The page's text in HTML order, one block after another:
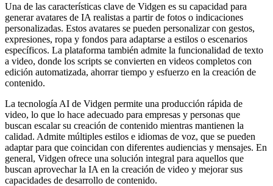
Una de las características clave de Vidgen es su capacidad para
generar avatares de IA realistas a partir de fotos o indicaciones
personalizadas. Estos avatares se pueden personalizar con gestos,
expresiones, ropa y fondos para adaptarse a estilos o escenarios
específicos. La plataforma también admite la funcionalidad de texto
a video, donde los scripts se convierten en videos completos con
edición automatizada, ahorrar tiempo y esfuerzo en la creación de
contenido.
La tecnología AI de Vidgen permite una producción rápida de
video, lo que lo hace adecuado para empresas y personas que
buscan escalar su creación de contenido mientras mantienen la
calidad. Admite múltiples estilos e idiomas de voz, que se pueden
adaptar para que coincidan con diferentes audiencias y mensajes. En
general, Vidgen ofrece una solución integral para aquellos que
buscan aprovechar la IA en la creación de video y mejorar sus
capacidades de desarrollo de contenido.